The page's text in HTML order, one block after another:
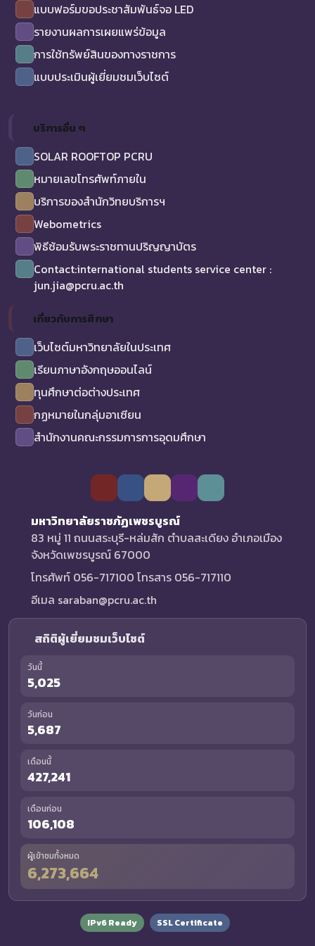
แบบฟอร์มขอประชาสัมพันธ์จอ LED
รายงานผลการเผยแพร่ข้อมูล
การใช้ทรัพย์สินของทางราชการ
แบบประเมินผู้เยี่ยมชมเว็บไซต์
บริการอื่น ๆ
SOLAR ROOFTOP PCRU
หมายเลขโทรศัพท์ภายใน
บริการของสำนักวิทยบริการฯ
Webometrics
พิธีซ้อมรับพระราชทานปริญญาบัตร
Contact:international students service center :
jun.jia@pcru.ac.th
เกี่ยวกับการศึกษา
เว็บไซต์มหาวิทยาลัยในประเทศ
เรียนภาษาอังกฤษออนไลน์
ทุนศึกษาต่อต่างประเทศ
กฏหมายในกลุ่มอาเซียน
สำนักงานคณะกรรมการการอุดมศึกษา
มหาวิทยาลัยราชภัฏเพชรบูรณ์
83 หมู่ 11 ถนนสระบุรี-หล่มสัก ตำบลสะเดียง อำเภอเมือง
จังหวัดเพชรบูรณ์ 67000
โทรศัพท์ 056-717100 โทรสาร 056-717110
อีเมล saraban@pcru.ac.th
สถิติผู้เยี่ยมชมเว็บไซต์
วันนี้
5,025
วันก่อน
5,687
เดือนนี้
427,241
เดือนก่อน
106,108
ผู้เข้าชมทั้งหมด
6,273,664
IPv6 Ready SSL Certificate